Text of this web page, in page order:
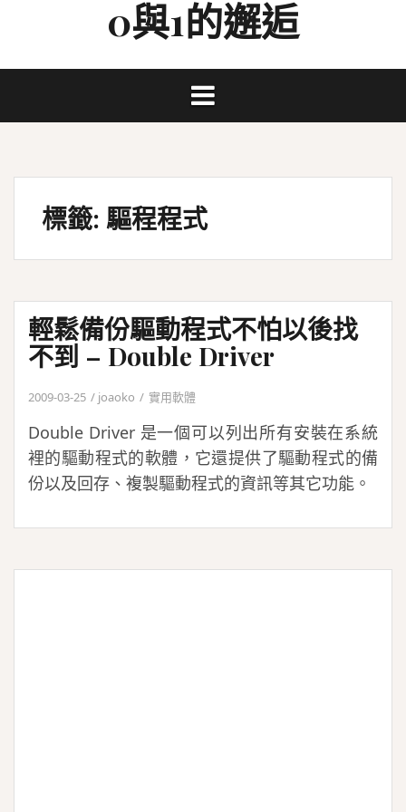
0與1的邂逅
標籤: 驅程程式
輕鬆備份驅動程式不怕以後找
不到 – Double Driver
2009-03-25 joaoko 實用軟體
Double Driver 是一個可以列出所有安裝在系統
裡的驅動程式的軟體，它還提供了驅動程式的備
份以及回存、複製驅動程式的資訊等其它功能。